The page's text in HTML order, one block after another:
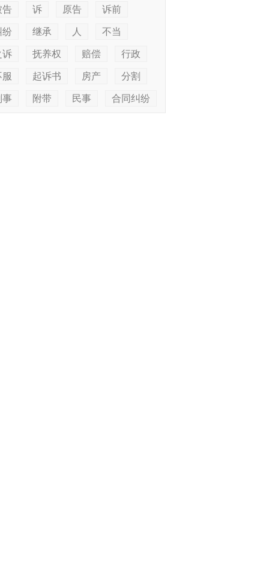
告 诉 原告 诉前
纷 继承 人 不当
诉 抚养权 赔偿 行政
服 起诉书 房产 分割
事 附带 民事 合同纠纷